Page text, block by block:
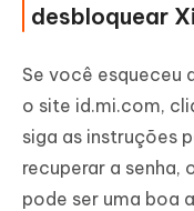
desbloquear
Se você esqueceu
o site id.mi.com,
siga as instruções
recuperar a senha,
pode ser uma boa